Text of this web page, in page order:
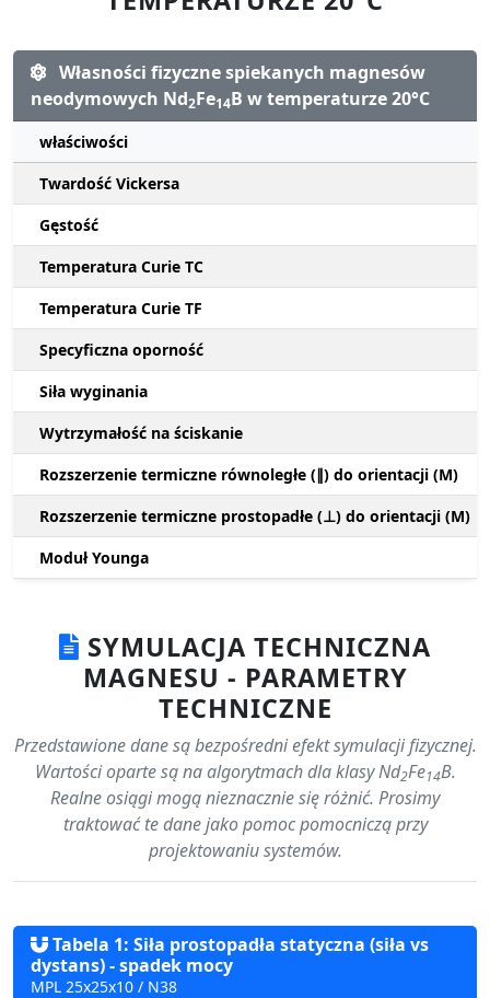
Własności fizyczne spiekanych magnesów
neodymowych Nd2Fe14B w temperaturze 20°C
właściwości
Twardość Vickersa
Gęstość
Temperatura Curie TC
Temperatura Curie TF
Specyficzna oporność
Siła wyginania
Wytrzymałość na ściskanie
Rozszerzenie termiczne równoległe (∥) do orientacji (M)
Rozszerzenie termiczne prostopadłe (⊥) do orientacji (M)
Moduł Younga
SYMULACJA TECHNICZNA
MAGNESU - PARAMETRY
TECHNICZNE
Przedstawione dane są bezpośredni efekt symulacji fizycznej.
Wartości oparte są na algorytmach dla klasy Nd2Fe14B.
Realne osiągi mogą nieznacznie się różnić. Prosimy
traktować te dane jako pomoc pomocniczą przy
projektowaniu systemów.
Tabela 1: Siła prostopadła statyczna (siła vs
dystans) - spadek mocy
MPL 25x25x10 / N38